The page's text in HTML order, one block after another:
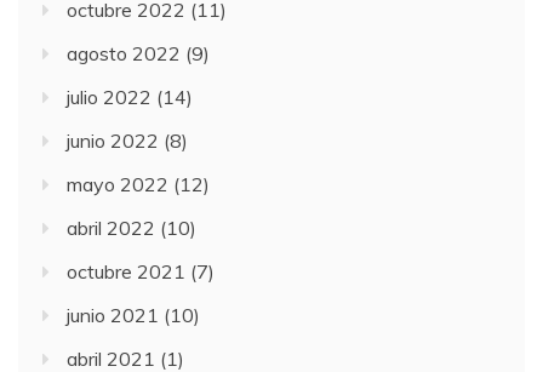
octubre 2022 (11)
agosto 2022 (9)
julio 2022 (14)
junio 2022 (8)
mayo 2022 (12)
abril 2022 (10)
octubre 2021 (7)
junio 2021 (10)
abril 2021 (1)